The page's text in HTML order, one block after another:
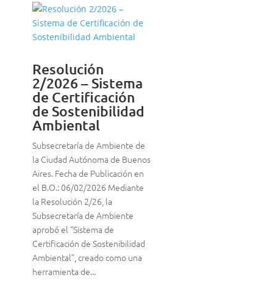
Resolución
2/2026 – Sistema
de Certificación
de Sostenibilidad
Ambiental
Subsecretaría de Ambiente de
la Ciudad Autónoma de Buenos
Aires. Fecha de Publicación en
el B.O.: 06/02/2026 Mediante
la Resolución 2/26, la
Subsecretaría de Ambiente
aprobó el “Sistema de
Certificación de Sostenibilidad
Ambiental”, creado como una
herramienta de...